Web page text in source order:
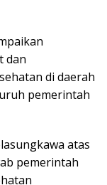
dan
di daerah
pemerintah
atas
pemerintah